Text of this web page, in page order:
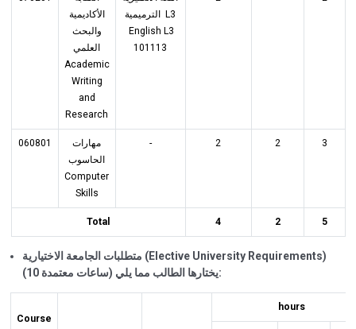
الأكاديمية
والبحث
العلمي
Academic
Writing
and
Research
الترميمية L3
English L3
101113
060801
مهارات
الحاسوب
Computer
Skills
- 2 2 3
Total 4 2 5
متطلبات الجامعة الاختيارية (Elective University Requirements)
(10 ساعات معتمدة) يختارها الطالب مما يلي:
Course
hours